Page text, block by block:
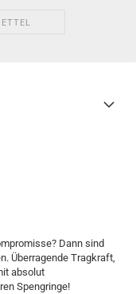
Dann sind
Überragende Tragkraft,
absolut
Spengringe!